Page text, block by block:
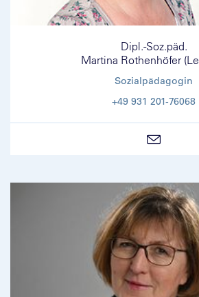
Dipl.-Soz.päd.
Martina Rothenhöfer
Sozialpädagogin
+49 931 201-76068